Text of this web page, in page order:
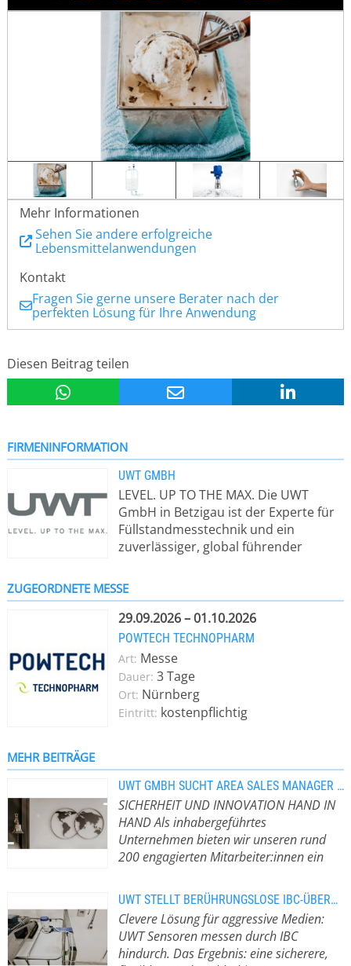
Mehr Informationen
Sehen Sie andere erfolgreiche
Lebensmittelanwendungen
Kontakt
Fragen Sie gerne unsere Berater nach der
perfekten Lösung für Ihre Anwendung
Diesen Beitrag teilen
FIRMENINFORMATION
UWT GMBH
LEVEL. UP TO THE MAX. Die UWT
GmbH in Betzigau ist der Experte für
Füllstandmesstechnik und ein
zuverlässiger, global führender
messgenaue Erfassung von
Füllständen und Grenzständen in
Siloanlagen und
materialverarbeitenden Prozessen in
verschiedensten Branchen. Ganz
gleich, ob Schüttgut, Feststoffe,
Flüssigkeiten, Pasten oder Schäume.
UWT gilt mit Produktlinien wie
Rotonivo®, Vibranivo® oder
jeder Anwendung. Mit zwei
Produktionsstätten in Betzigau und
auf Malta sowie weiteren Standorten
u.a. in den USA, China, Indien,
Brasilien, Mexiko, Großbritannien,
Spanien und Polen wurden
Anwendungen ins Feld gebracht.
Damit steht UWT weltweit für
Füllstandmessung auf höchstem
Niveau. Das Ganze basiert auf den
drei starken Säulen Technology,
ZUGEORDNETE MESSE
29.09.2026 – 01.10.2026
POWTECH TECHNOPHARM
Art: Messe
Dauer: 3 Tage
Ort: Nürnberg
Eintritt: kostenpflichtig
MEHR BEITRÄGE
UWT GMBH SUCHT AREA SALES MANAGER - NORTHERN EUROPE (M/W/D)
SICHERHEIT UND INNOVATION HAND IN
HAND Als inhabergeführtes
Unternehmen bieten wir unseren rund
200 engagierten Mitarbeiter:innen ein
Aufgaben * Verantwortung für
Umsatz- und Absatzziele *
Entwicklung marktspezifischer
Vertriebskonzepte auf Basis eigener
Potenzialanalysen im
UWT STELLT BERÜHRUNGSLOSE IBC-ÜBERWACHUNG FÜR AGGRESSIVE MEDIEN VOR
Clevere Lösung für aggressive Medien:
UWT Sensoren messen durch IBC
hindurch. Das Ergebnis: eine sicherere,